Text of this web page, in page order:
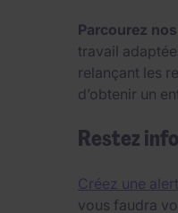
Parcourez
travail
relançant les
d’obtenir un
Restez
Créez une
vous faudra